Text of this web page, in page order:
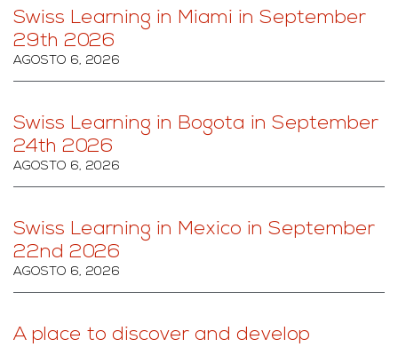
Swiss Learning in Miami in September
29th 2026
AGOSTO 6, 2026
Swiss Learning in Bogota in September
24th 2026
AGOSTO 6, 2026
Swiss Learning in Mexico in September
22nd 2026
AGOSTO 6, 2026
A place to discover and develop